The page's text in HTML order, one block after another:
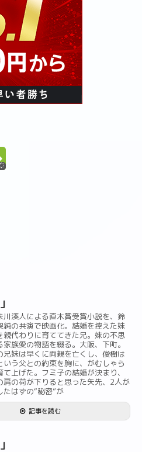
川湊人による直木賞受賞小説を、鈴
純の共演で映画化。結婚を控えた妹
親代わりに育ててきた兄。妹の不思
族愛の物語を綴る。大阪、下町。
兄妹は早くに両親を亡くし、俊樹は
いう父との約束を胸に、がむしゃら
上げた。フミ子の結婚が決まり、
肩の荷が下りると思った矢先、2人が
たはずの“秘密”が
記事を読む